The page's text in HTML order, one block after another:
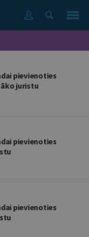
pievienoties
juristu
pievienoties
pievienoties